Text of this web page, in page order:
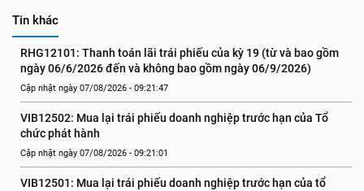
Tin khác
RHG12101: Thanh toán lãi trái phiếu của kỳ 19 (từ và bao gồm
ngày 06/6/2026 đến và không bao gồm ngày 06/9/2026)
Cập nhật ngày 07/08/2026 - 09:21:47
VIB12502: Mua lại trái phiếu doanh nghiệp trước hạn của Tổ
chức phát hành
Cập nhật ngày 07/08/2026 - 09:21:01
VIB12501: Mua lại trái phiếu doanh nghiệp trước hạn của tổ